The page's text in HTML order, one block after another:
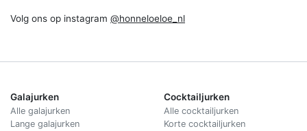
Volg ons op instagram @honneloeloe_nl
Galajurken
Alle galajurken
Lange galajurken
Cocktailjurken
Alle cocktailjurken
Korte cocktailjurken